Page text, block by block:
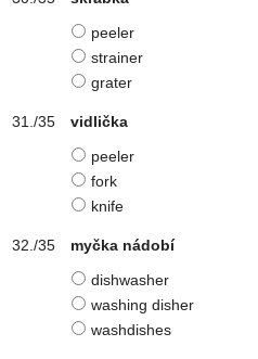
peeler
strainer
grater
vidlička
peeler
fork
knife
myčka nádobí
dishwasher
washing disher
washdishes